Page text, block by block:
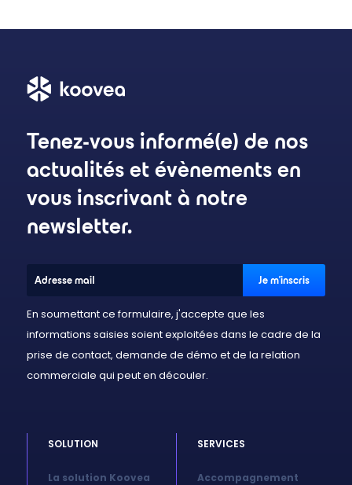
Tenez-vous informé(e) de nos
actualités et évènements en
vous inscrivant à notre
newsletter.
En soumettant ce formulaire, j'accepte que les
informations saisies soient exploitées dans le cadre de la
prise de contact, demande de démo et de la relation
commerciale qui peut en découler.
SOLUTION
La solution Koovea
SERVICES
Accompagnement